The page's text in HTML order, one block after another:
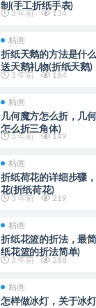
制(手工折纸手表)
3 年前 134
粘画
折纸天鹅的方法是什
送天鹅礼物(折纸天鹅)
3 年前 164
粘画
几何魔方怎么折，几
怎么折三角体)
3 年前 149
粘画
折纸荷花的详细步骤
花(折纸荷花)
3 年前 219
粘画
折纸花篮的折法，最
纸花篮的折法简单)
3 年前 288
粘画
怎样做冰灯，关于冰